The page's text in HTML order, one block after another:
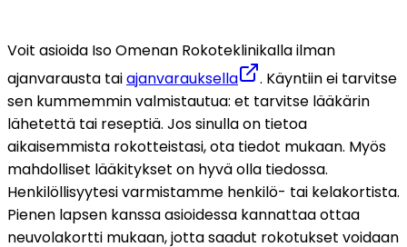
Voit asioida Iso Omenan Rokoteklinikalla ilman
ajanvarausta tai ajanvarauksella
. Käyntiin ei tarvitse
sen kummemmin valmistautua: et tarvitse lääkärin
lähetettä tai reseptiä. Jos sinulla on tietoa
aikaisemmista rokotteistasi, ota tiedot mukaan. Myös
mahdolliset lääkitykset on hyvä olla tiedossa.
Henkilöllisyytesi varmistamme henkilö- tai kelakortista.
Pienen lapsen kanssa asioidessa kannattaa ottaa
neuvolakortti mukaan, jotta saadut rokotukset voidaan